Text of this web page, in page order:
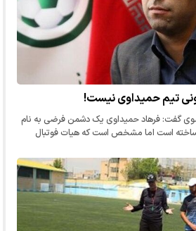
تیم حمیداوی نیست!
گفت: فرهاد حمیداوی یک دشمن فرضی به نام
است اما مشخص است که هیات فوتبال
بلکه دلسوز فوتبال مشهد است.